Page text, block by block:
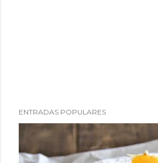
ENTRADAS POPULARES